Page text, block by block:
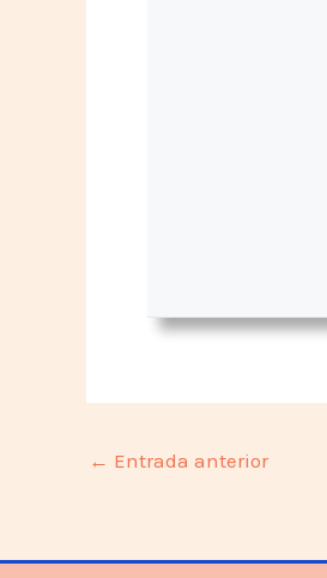
← Entrada anterior